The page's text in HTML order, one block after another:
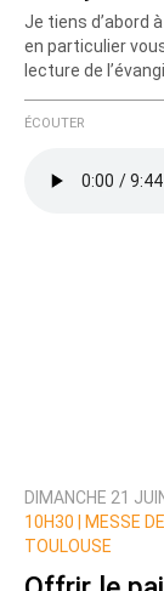
Je tiens d’abord
en particulier
lecture de
ÉCOUTER
DIMANCHE 21
10H30 |
MESSE
TOULOUSE